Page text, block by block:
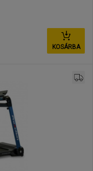
KOSÁRBA